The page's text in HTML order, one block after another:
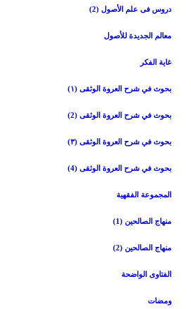
دروس فی علم الأصول (2)
معالم الجدیدة للأصول
غایة الفکر
بحوث في شرح العروة الوثقی (۱)
بحوث في شرح العروة الوثقی (2)
بحوث في شرح العروة الوثقی (۳)
بحوث في شرح العروة الوثقی (4)
المجموعة الفقهیة
منهاج الصالحین (1)
منهاج الصالحین (2)
الفتاوی الواضحة
ومضات